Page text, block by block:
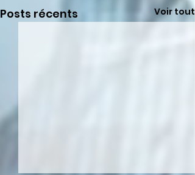
Posts récents Voir tout